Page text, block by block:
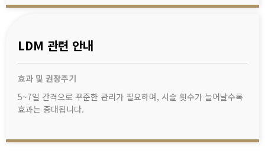
LDM 관련 안내
효과 및 권장주기
5~7일 간격으로 꾸준한 관리가 필요하며, 시술 횟수가 늘어날수록
효과는 증대됩니다.